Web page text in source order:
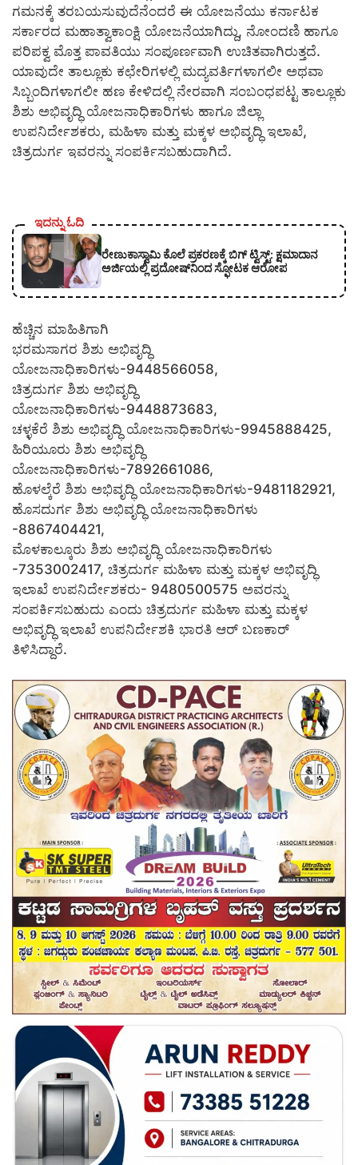
ಗಮನಕ್ಕೆ ತರಬಯಸುವುದೆನೆಂದರೆ ಈ ಯೋಜನೆಯು ಕರ್ನಾಟಕ
ಸರ್ಕಾರದ ಮಹಾತ್ವಾಕಾಂಕ್ಷಿ ಯೋಜನೆಯಾಗಿದ್ದು, ನೋಂದಣಿ ಹಾಗೂ
ಪರಿಪಕ್ವ ಮೊತ್ತ ಪಾವತಿಯು ಸಂಪೂರ್ಣವಾಗಿ ಉಚಿತವಾಗಿರುತ್ತದೆ.
ಯಾವುದೇ ತಾಲ್ಲೂಕು ಕಛೇರಿಗಳಲ್ಲಿ ಮದ್ಯವರ್ತಿಗಳಾಗಲೀ ಅಥವಾ
ಸಿಬ್ಬಂದಿಗಳಾಗಲೀ ಹಣ ಕೇಳಿದಲ್ಲಿ ನೇರವಾಗಿ ಸಂಬಂಧಪಟ್ಟ ತಾಲ್ಲೂಕು
ಶಿಶು ಅಭಿವೃದ್ಧಿ ಯೋಜನಾಧಿಕಾರಿಗಳು ಹಾಗೂ ಜಿಲ್ಲಾ
ಉಪನಿರ್ದೇಶಕರು, ಮಹಿಳಾ ಮತ್ತು ಮಕ್ಕಳ ಅಭಿವೃದ್ಧಿ ಇಲಾಖೆ,
ಚಿತ್ರದುರ್ಗ ಇವರನ್ನು ಸಂಪರ್ಕಿಸಬಹುದಾಗಿದೆ.
ಇದನ್ನು ಓದಿ
ರೇಣುಕಾಸ್ವಾಮಿ ಕೊಲೆ ಪ್ರಕರಣಕ್ಕೆ ಬಿಗ್ ಟ್ವಿಸ್ಟ್: ಕ್ಷಮಾದಾನ
ಅರ್ಜಿಯಲ್ಲಿ ಪ್ರದೋಷ್‌ನಿಂದ ಸ್ಫೋಟಕ ಆರೋಪ
ಹೆಚ್ಚಿನ ಮಾಹಿತಿಗಾಗಿ
ಭರಮಸಾಗರ ಶಿಶು ಅಭಿವೃದ್ಧಿ
ಯೋಜನಾಧಿಕಾರಿಗಳು-9448566058,
ಚಿತ್ರದುರ್ಗ ಶಿಶು ಅಭಿವೃದ್ಧಿ
ಯೋಜನಾಧಿಕಾರಿಗಳು-9448873683,
ಚಳ್ಳಕೆರೆ ಶಿಶು ಅಭಿವೃದ್ಧಿ ಯೋಜನಾಧಿಕಾರಿಗಳು-9945888425,
ಹಿರಿಯೂರು ಶಿಶು ಅಭಿವೃದ್ಧಿ
ಯೋಜನಾಧಿಕಾರಿಗಳು-7892661086,
ಹೊಳಲ್ಕೆರೆ ಶಿಶು ಅಭಿವೃದ್ಧಿ ಯೋಜನಾಧಿಕಾರಿಗಳು-9481182921,
ಹೊಸದುರ್ಗ ಶಿಶು ಅಭಿವೃದ್ಧಿ ಯೋಜನಾಧಿಕಾರಿಗಳು
-8867404421,
ಮೊಳಕಾಲ್ಕೂರು ಶಿಶು ಅಭಿವೃದ್ಧಿ ಯೋಜನಾಧಿಕಾರಿಗಳು
-7353002417, ಚಿತ್ರದುರ್ಗ ಮಹಿಳಾ ಮತ್ತು ಮಕ್ಕಳ ಅಭಿವೃದ್ಧಿ
ಇಲಾಖೆ ಉಪನಿರ್ದೇಶಕರು- 9480500575 ಅವರನ್ನು
ಸಂಪರ್ಕಿಸಬಹುದು ಎಂದು ಚಿತ್ರದುರ್ಗ ಮಹಿಳಾ ಮತ್ತು ಮಕ್ಕಳ
ಅಭಿವೃದ್ಧಿ ಇಲಾಖೆ ಉಪನಿರ್ದೇಶಕಿ ಭಾರತಿ ಆರ್ ಬಣಕಾರ್
ತಿಳಿಸಿದ್ದಾರೆ.